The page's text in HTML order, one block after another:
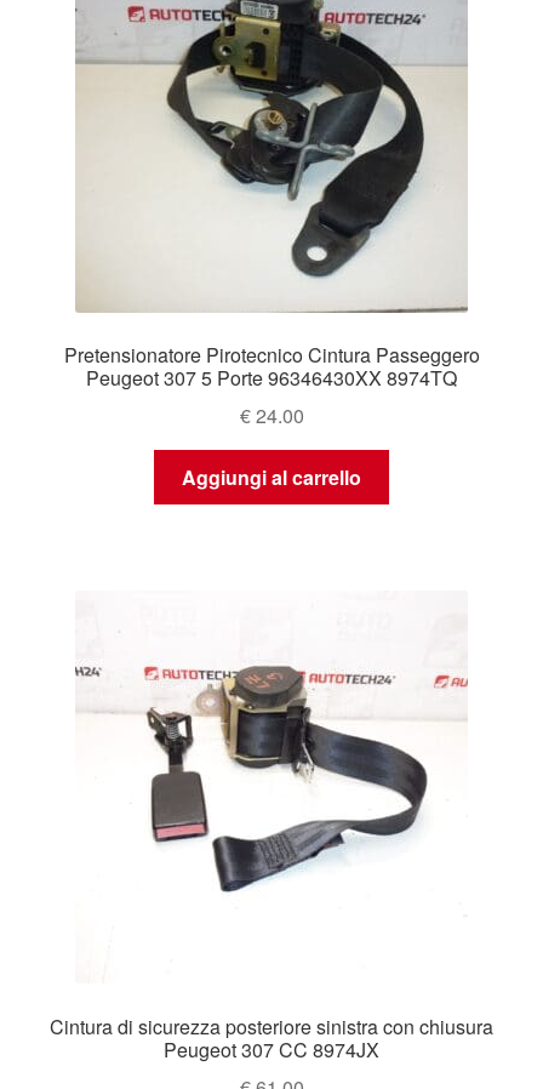
Pretensionatore Pirotecnico Cintura Passeggero
Peugeot 307 5 Porte 96346430XX 8974TQ
€24.00
Aggiungi al carrello
Cintura di sicurezza posteriore sinistra con chiusura
Peugeot 307 CC 8974JX